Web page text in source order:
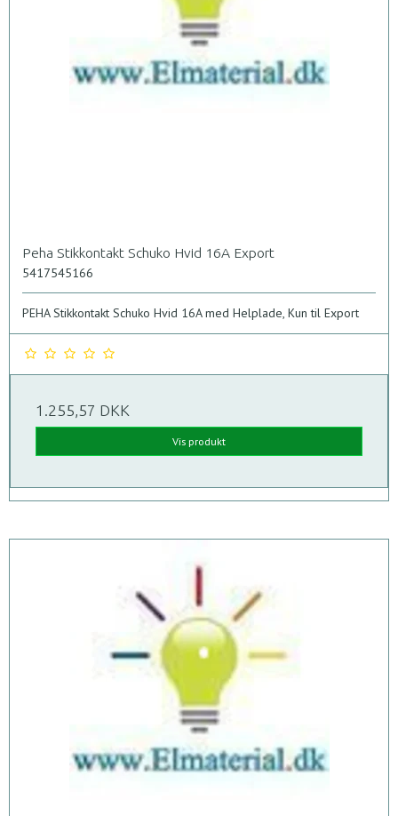
Peha Stikkontakt Schuko Hvid 16A Export
5417545166
PEHA Stikkontakt Schuko Hvid 16A med Helplade, Kun til Export
1.255,57 DKK
Vis produkt